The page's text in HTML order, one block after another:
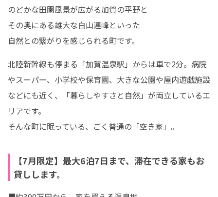
のどかな田園風景が広がる加賀の平野と
その奥にある雄大な白山連峰といった
自然との繋がりを感じられる町です。
北陸新幹線も停まる「加賀温泉駅」からは車で2分。病院
やスーパー、小学校や保育園、大きな公園や屋内遊戯施設
などにも近く、「暮らしやすさと自然」が両立しているエ
リアです。
そんな町に眠っている、ごく普通の「空き家」。
【7月限定】最大6泊7日まで、滞在できる家もお
貸しします。